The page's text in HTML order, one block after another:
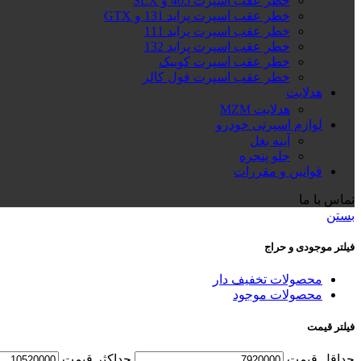
خطر عقب اسپرت پراید 131 و GTX
خطر عقب اسپرت پراید 111
خطر عقب اسپرت پراید 132
خطر عقب اسپرت کوییک
خطر عقب اسپرت فول کالر
هدلایت
هدلایت MZM
لوازم اسپرتی خودرو
آینه بغل
جلو پنجره
قوانین و مقررات
تماس با ما
بستن
فیلتر موجودی و حراج
محصولات تخفیف دار
محصولات موجود
فیلتر قیمت